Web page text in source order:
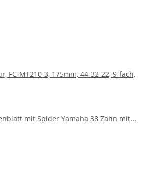
FC-MT210-3, 175mm, 44-32-22, 9-fach,